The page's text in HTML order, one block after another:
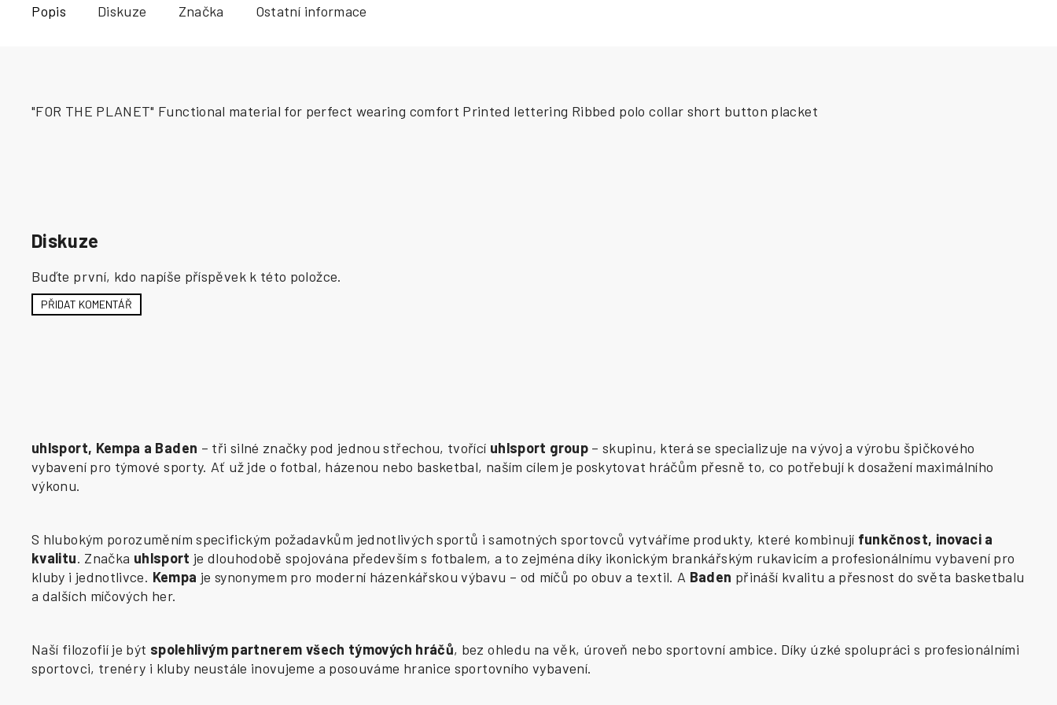
Popis Diskuze Značka Ostatní informace
"FOR THE PLANET" Functional material for perfect wearing comfort Printed lettering Ribbed polo collar short button placket
Diskuze
Buďte první, kdo napíše příspěvek k této položce.
PŘIDAT KOMENTÁŘ
uhlsport, Kempa a Baden – tři silné značky pod jednou střechou, tvořící uhlsport group– skupinu, která se specializuje na vývoj a výrobu špičkového
vybavení pro týmové sporty. Ať už jde o fotbal, házenou nebo basketbal, naším cílem je poskytovat hráčům přesně to, co potřebují k dosažení maximálního
výkonu.
S hlubokým porozuměním specifickým požadavkům jednotlivých sportů i samotných sportovců vytváříme produkty, které kombinují funkčnost, inovaci a
kvalitu. Značka uhlsport je dlouhodobě spojována především s fotbalem, a to zejména díky ikonickým brankářským rukavicím a profesionálnímu vybavení pro
kluby i jednotlivce. Kempa je synonymem pro moderní házenkářskou výbavu – od míčů po obuv a textil. A Baden přináší kvalitu a přesnost do světa basketbalu
a dalších míčových her.
Naší filozofií je být spolehlivým partnerem všech týmových hráčů, bez ohledu na věk, úroveň nebo sportovní ambice. Díky úzké spolupráci s profesionálními
sportovci, trenéry i kluby neustále inovujeme a posouváme hranice sportovního vybavení.